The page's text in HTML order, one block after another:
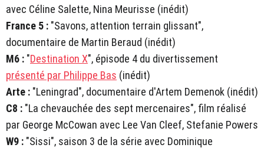
avec Céline Salette, Nina Meurisse (inédit)
France 5 : "Savons, attention terrain glissant",
documentaire de Martin Beraud (inédit)
M6 : "Destination X", épisode 4 du divertissement
présenté par Philippe Bas (inédit)
Arte : "Leningrad", documentaire d'Artem Demenok (inédit)
C8 : "La chevauchée des sept mercenaires", film réalisé
par George McCowan avec Lee Van Cleef, Stefanie Powers
W9 : "Sissi", saison 3 de la série avec Dominique